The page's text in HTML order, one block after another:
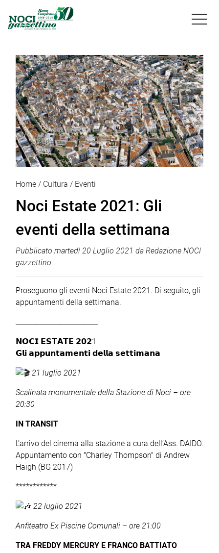

Home Cultura Eventi
Noci Estate 2021: Gli
eventi della settimana
Pubblicato martedì 20 Luglio 2021 da Redazione NOCI
gazzettino
Proseguono gli eventi Noci Estate 2021. Di seguito, gli
appuntamenti della settimana.
𝗡𝗢𝗖𝗜 𝗘𝗦𝗧𝗔𝗧𝗘 𝟮𝟬𝟮1
𝗚𝗹𝗶 𝗮𝗽𝗽𝘂𝗻𝘁𝗮𝗺𝗲𝗻𝘁𝗶 𝗱𝗲𝗹𝗹𝗮 𝘀𝗲𝘁𝘁𝗶𝗺𝗮𝗻𝗮
21 luglio 2021
Scalinata monumentale della Stazione di Noci – ore
20:30
IN TRANSIT
L’arrivo del cinema alla stazione a cura dell’Ass. DAIDO.
Appuntamento con "Charley Thompson" di Andrew
Haigh (BG 2017)
************
22 luglio 2021
Anfiteatro Ex Piscine Comunali – ore 21:00
TRA FREDDY MERCURY E FRANCO BATTIATO